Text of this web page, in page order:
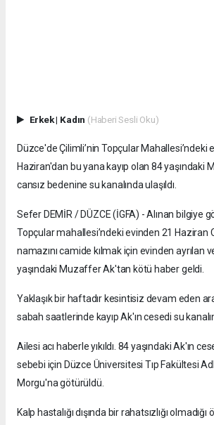
Erkek| Kadın (Haberi Sesli Oku)
Düzce'de Çilimli’nin Topçular Mahallesi’ndeki
Haziran'dan bu yana kayıp olan 84 yaşındaki
cansız bedenine su kanalında ulaşıldı.
Sefer DEMİR / DÜZCE (İGFA) - Alınan bilgiye
Topçular mahallesi’ndeki evinden 21 Haziran
namazını camide kılmak için evinden ayrılan
yaşındaki Muzaffer Ak'tan kötü haber geldi.
Yaklaşık bir haftadır kesintisiz devam eden
sabah saatlerinde kayıp Ak'ın cesedi su
Ailesi acı haberle yıkıldı. 84 yaşındaki Ak'ın
sebebi için Düzce Üniversitesi Tıp Fakültesi
Morgu'na götürüldü.
Kalp hastalığı dışında bir rahatsızlığı olmadığı